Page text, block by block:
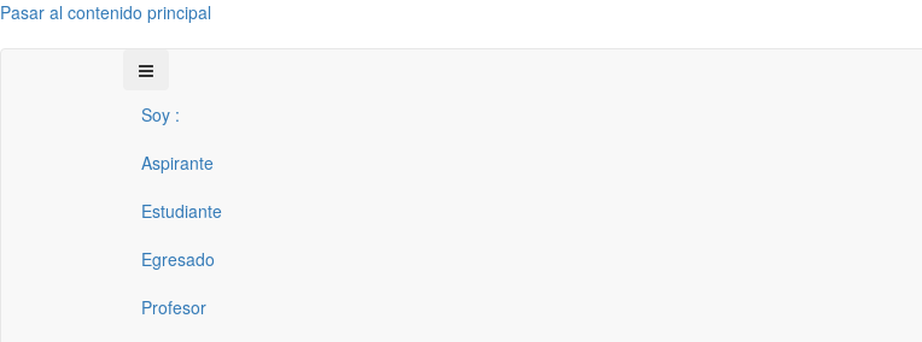
Pasar al contenido principal
Soy :
Aspirante
Estudiante
Egresado
Profesor